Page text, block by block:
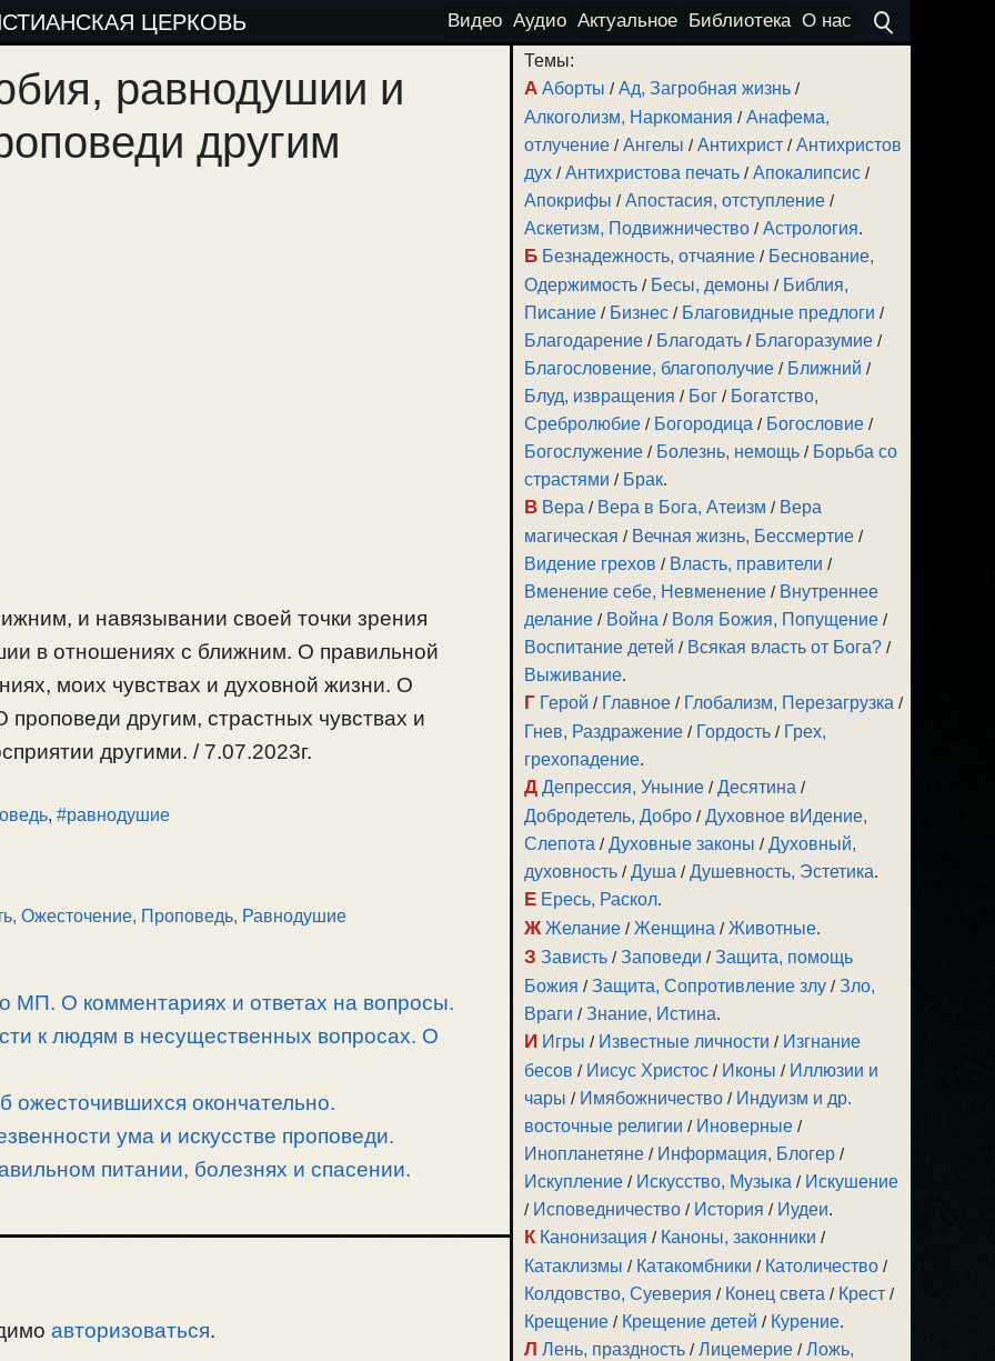
ЦЕРКОВЬ Видео Аудио Актуальное Библиотека О нас
равнодушии и
другим
и навязывании своей точки зрения
в отношениях с ближним. О правильной
моих чувствах и духовной жизни. О
другим, страстных чувствах и
другими. / 7.07.2023г.
, #равнодушие
Ожесточение, Проповедь, Равнодушие
МП. О комментариях и ответах на вопросы.
к людям в несущественных вопросах. О
ожесточившихся окончательно.
ума и искусстве проповеди.
питании, болезнях и спасении.
авторизоваться.
Темы:
А Аборты /Ад, Загробная жизнь /
Алкоголизм, Наркомания /Анафема,
отлучение /Ангелы /Антихрист /Антихристов
дух /Антихристова печать /Апокалипсис /
Апокрифы /Апостасия, отступление /
Аскетизм, Подвижничество /Астрология.
Б Безнадежность, отчаяние / Беснование,
Одержимость / Бесы, демоны / Библия,
Писание / Бизнес / Благовидные предлоги /
Благодарение / Благодать / Благоразумие /
Благословение, благополучие / Ближний /
Блуд, извращения / Бог / Богатство,
Сребролюбие / Богородица / Богословие /
Богослужение / Болезнь, немощь / Борьба со
страстями / Брак.
В Вера / Вера в Бога, Атеизм / Вера
магическая / Вечная жизнь, Бессмертие /
Видение грехов / Власть, правители /
Вменение себе, Невменение / Внутреннее
делание / Война / Воля Божия, Попущение /
Воспитание детей / Всякая власть от Бога? /
Выживание.
Г Герой / Главное / Глобализм, Перезагрузка /
Гнев, Раздражение / Гордость / Грех,
грехопадение.
Д Депрессия, Уныние /Десятина /
Добродетель, Добро /Духовное вИдение,
Слепота /Духовные законы /Духовный,
духовность /Душа /Душевность, Эстетика.
Е Ересь, Раскол.
Ж Желание /Женщина /Животные.
З Зависть /Заповеди /Защита, помощь
Божия /Защита, Сопротивление злу /Зло,
Враги /Знание, Истина.
И Игры / Известные личности / Изгнание
бесов / Иисус Христос / Иконы / Иллюзии и
чары / Имябожничество / Индуизм и др.
восточные религии / Иноверные /
Инопланетяне / Информация, Блогер /
Искупление / Искусство, Музыка / Искушение
/ Исповедничество / История / Иудеи.
К Канонизация / Каноны, законники /
Катаклизмы / Катакомбники / Католичество /
Колдовство, Суеверия / Конец света / Крест /
Крещение / Крещение детей / Курение.
Л Лень, праздность /Лицемерие /Ложь,